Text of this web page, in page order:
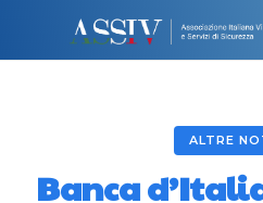
ALTRE
Banca